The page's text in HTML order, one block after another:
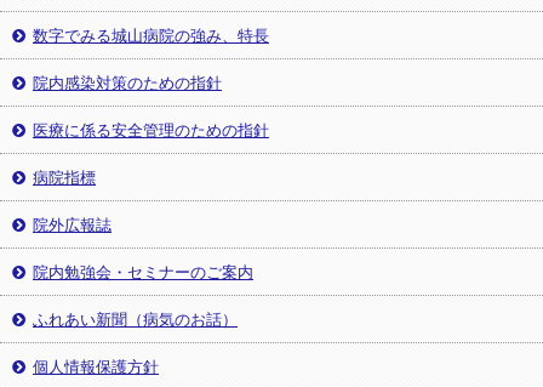
数字でみる城山病院の強み、特長
院内感染対策のための指針
医療に係る安全管理のための指針
病院指標
院外広報誌
院内勉強会・セミナーのご案内
ふれあい新聞（病気のお話）
個人情報保護方針